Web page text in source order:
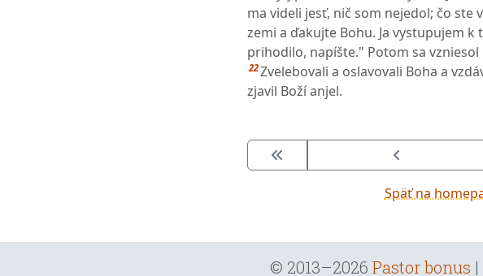
ma videli jesť, nič som nejedol; čo ste
zemi a ďakujte Bohu. Ja vystupujem
prihodilo, napíšte." Potom sa vzniesol
22Zvelebovali a oslavovali Boha a
zjavil Boží anjel.
Späť na
© 2013–2026 Pastor bonus